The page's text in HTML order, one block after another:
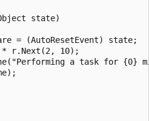
state)
= (AutoResetEvent) state;
r.Next(2, 10);
a task for {0}